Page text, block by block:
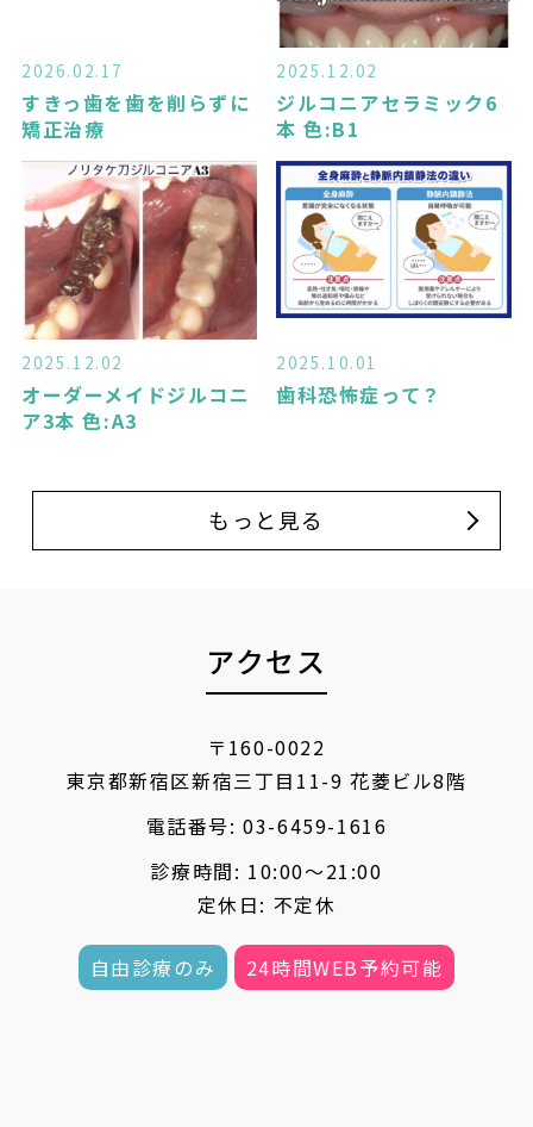
2026.02.17
すきっ歯を歯を削らずに
矯正治療
2025.12.02
ジルコニアセラミック6
本 色:B1
2025.12.02
オーダーメイドジルコニ
ア3本 色:A3
2025.10.01
歯科恐怖症って？
もっと見る
アクセス
〒160-0022
東京都新宿区新宿三丁目11-9 花菱ビル8階
電話番号:03-6459-1616
診療時間: 10:00〜21:00
定休日: 不定休
自由診療のみ 24時間WEB予約可能